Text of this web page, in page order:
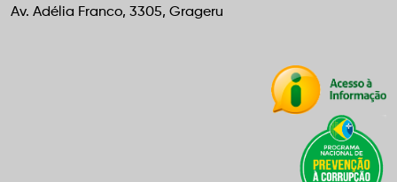
Av. Adélia Franco, 3305, Grageru